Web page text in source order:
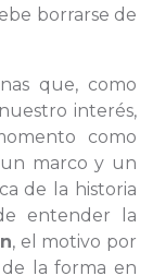
borrarse de
que, como
interés,
como
marco y un
de la historia
entender la
, el motivo por
de la forma en